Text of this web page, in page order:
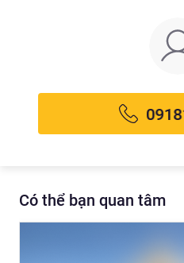
Có thể bạn quan tâm